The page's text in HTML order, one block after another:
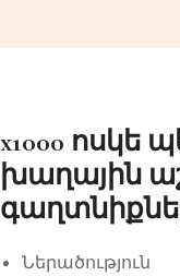
x1000 ոսկե
խաղային
Ներածություն